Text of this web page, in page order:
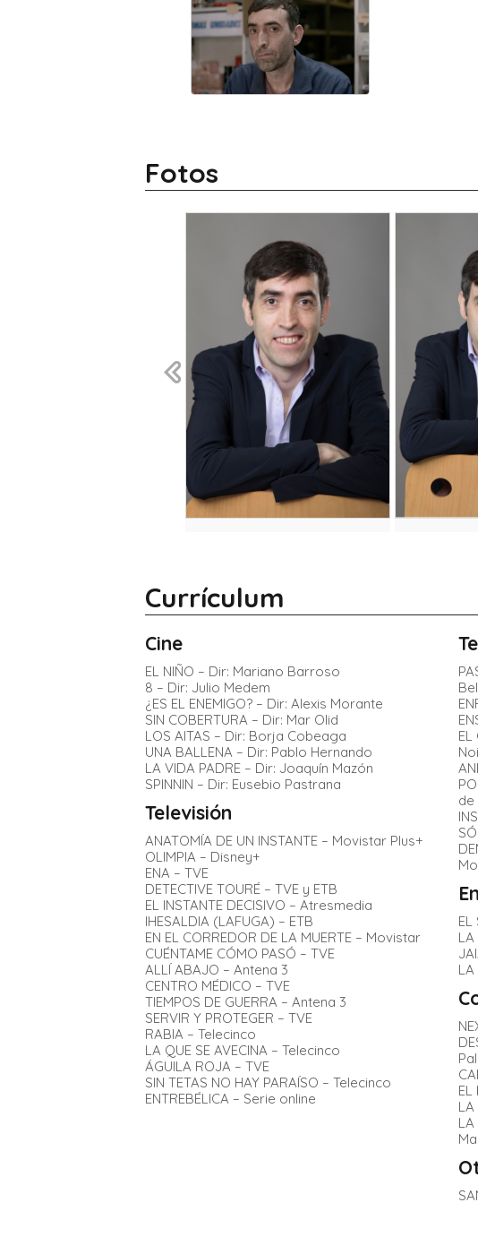
Fotos
Currículum
Cine
EL NIÑO – Dir: Mariano Barroso
8 – Dir: Julio Medem
¿ES EL ENEMIGO? – Dir: Alexis Morante
SIN COBERTURA – Dir: Mar Olid
LOS AITAS – Dir: Borja Cobeaga
UNA BALLENA – Dir: Pablo Hernando
LA VIDA PADRE – Dir: Joaquín Mazón
SPINNIN – Dir: Eusebio Pastrana
Televisión
ANATOMÍA DE UN INSTANTE – Movistar Plus+
OLIMPIA – Disney+
ENA – TVE
DETECTIVE TOURÉ – TVE y ETB
EL INSTANTE DECISIVO – Atresmedia
IHESALDIA (LAFUGA) – ETB
EN EL CORREDOR DE LA MUERTE – Movistar
CUÉNTAME CÓMO PASÓ – TVE
ALLÍ ABAJO – Antena 3
CENTRO MÉDICO – TVE
TIEMPOS DE GUERRA – Antena 3
SERVIR Y PROTEGER – TVE
RABIA – Telecinco
LA QUE SE AVECINA – Telecinco
ÁGUILA ROJA – TVE
SIN TETAS NO HAY PARAÍSO – Telecinco
ENTREBÉLICA – Serie online
EL
de
EL
LA
LA
EL
LA